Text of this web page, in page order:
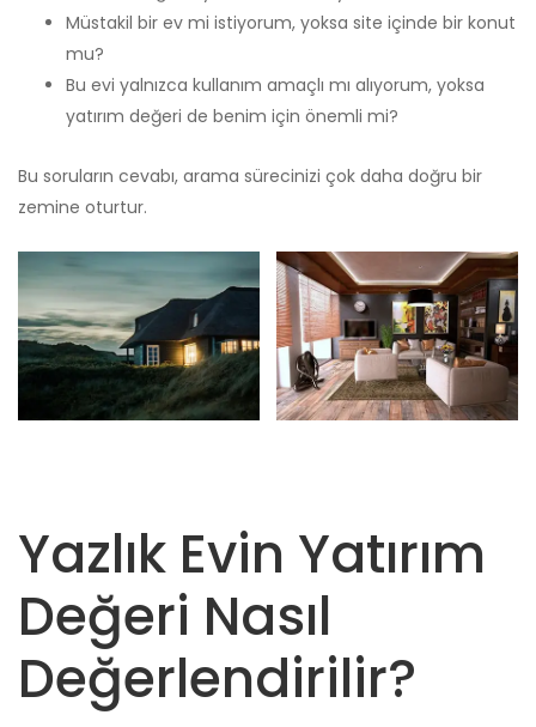
Müstakil bir ev mi istiyorum, yoksa site içinde bir konut
mu?
Bu evi yalnızca kullanım amaçlı mı alıyorum, yoksa
yatırım değeri de benim için önemli mi?
Bu soruların cevabı, arama sürecinizi çok daha doğru bir
zemine oturtur.
Yazlık Evin Yatırım
Değeri Nasıl
Değerlendirilir?